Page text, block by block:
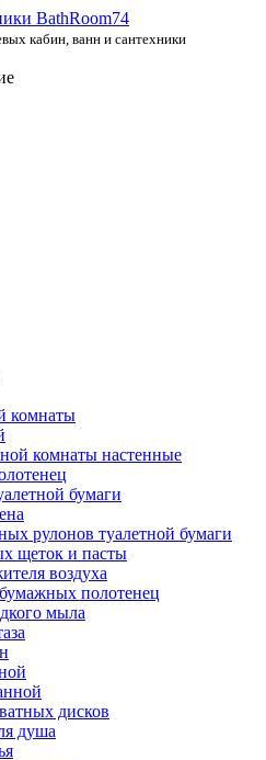
кабин, ванн и сантехники
комнаты
комнаты настенные
бумаги
рулонов туалетной бумаги
щеток и пасты
воздуха
полотенец
мыла
дисков
душа